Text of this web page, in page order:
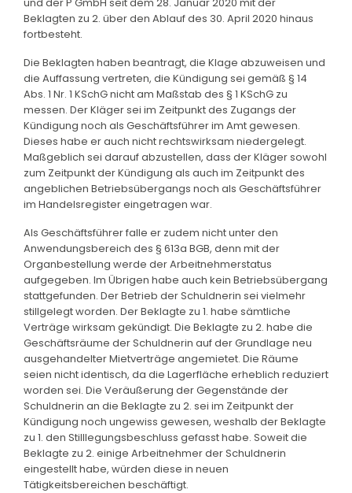
Beklagten zu 2. über den Ablauf des 30. April 2020 hinaus
fortbesteht.
Die Beklagten haben beantragt, die Klage abzuweisen und
die Auffassung vertreten, die Kündigung sei gemäß § 14
Abs. 1 Nr. 1 KSchG nicht am Maßstab des § 1 KSchG zu
messen. Der Kläger sei im Zeitpunkt des Zugangs der
Kündigung noch als Geschäftsführer im Amt gewesen.
Dieses habe er auch nicht rechtswirksam niedergelegt.
Maßgeblich sei darauf abzustellen, dass der Kläger sowohl
zum Zeitpunkt der Kündigung als auch im Zeitpunkt des
angeblichen Betriebsübergangs noch als Geschäftsführer
im Handelsregister eingetragen war.
Als Geschäftsführer falle er zudem nicht unter den
Anwendungsbereich des § 613a BGB, denn mit der
Organbestellung werde der Arbeitnehmerstatus
aufgegeben. Im Übrigen habe auch kein Betriebsübergang
stattgefunden. Der Betrieb der Schuldnerin sei vielmehr
stillgelegt worden. Der Beklagte zu 1. habe sämtliche
Verträge wirksam gekündigt. Die Beklagte zu 2. habe die
Geschäftsräume der Schuldnerin auf der Grundlage neu
ausgehandelter Mietverträge angemietet. Die Räume
seien nicht identisch, da die Lagerfläche erheblich reduziert
worden sei. Die Veräußerung der Gegenstände der
Schuldnerin an die Beklagte zu 2. sei im Zeitpunkt der
Kündigung noch ungewiss gewesen, weshalb der Beklagte
zu 1. den Stilllegungsbeschluss gefasst habe. Soweit die
Beklagte zu 2. einige Arbeitnehmer der Schuldnerin
eingestellt habe, würden diese in neuen
Tätigkeitsbereichen beschäftigt.